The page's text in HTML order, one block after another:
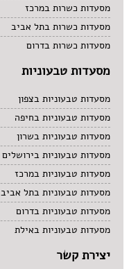
מסעדות כשרות במרכז
מסעדות כשרות בתל אביב
מסעדות כשרות בדרום
מסעדות טבעוניות
מסעדות טבעוניות בצפון
מסעדות טבעוניות בחיפה
מסעדות טבעוניות בשרון
מסעדות טבעוניות בירושלים
מסעדות טבעוניות במרכז
מסעדות טבעוניות בתל אביב
מסעדות טבעוניות בדרום
מסעדות טבעוניות באילת
יצירת קשר